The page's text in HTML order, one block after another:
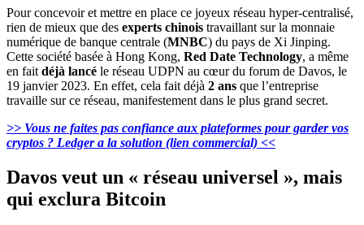
Pour concevoir et mettre en place ce joyeux réseau hyper-centralisé,
rien de mieux que des experts chinois travaillant sur la monnaie
numérique de banque centrale (MNBC) du pays de Xi Jinping.
Cette société basée à Hong Kong, Red Date Technology, a même
en fait déjà lancé le réseau UDPN au cœur du forum de Davos, le
19 janvier 2023. En effet, cela fait déjà 2 ans que l’entreprise
travaille sur ce réseau, manifestement dans le plus grand secret.
>> Vous ne faites pas confiance aux plateformes pour garder vos
cryptos ? Ledger a la solution (lien commercial) <<
Davos veut un « réseau universel », mais
qui exclura Bitcoin